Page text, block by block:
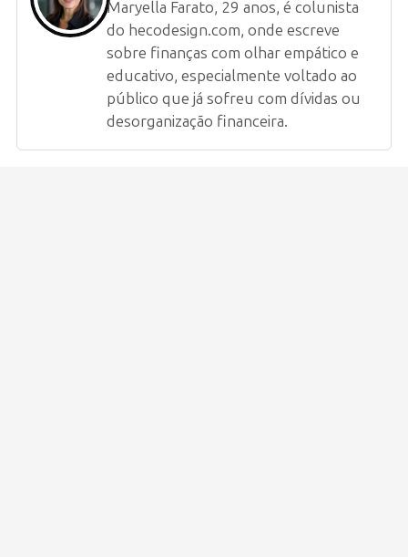
Maryella Farato, 29 anos, é colunista
do hecodesign.com, onde escreve
sobre finanças com olhar empático e
educativo, especialmente voltado ao
público que já sofreu com dívidas ou
desorganização financeira.